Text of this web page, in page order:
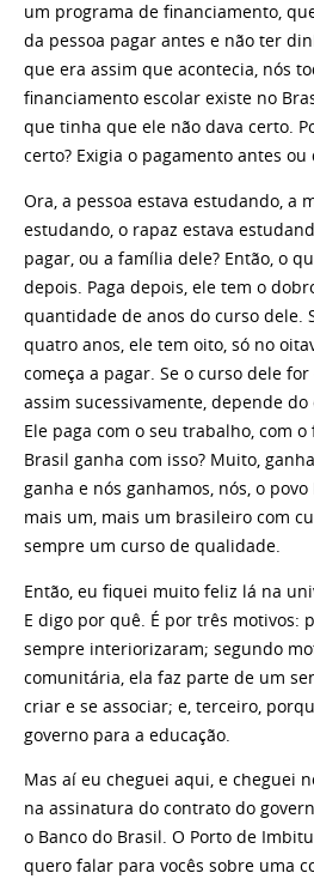
um programa de financiamento,
da pessoa pagar antes e não ter
que era assim que acontecia, nós
financiamento escolar existe no
que tinha que ele não dava certo.
certo? Exigia o pagamento antes
Ora, a pessoa estava estudando, a
estudando, o rapaz estava
pagar, ou a família dele? Então, o
depois. Paga depois, ele tem o
quantidade de anos do curso dele.
quatro anos, ele tem oito, só no
começa a pagar. Se o curso dele for
assim sucessivamente, depende
Ele paga com o seu trabalho, com
Brasil ganha com isso? Muito,
ganha e nós ganhamos, nós, o
mais um, mais um brasileiro com
sempre um curso de qualidade.
Então, eu fiquei muito feliz lá na
E digo por quê. É por três motivos:
sempre interiorizaram; segundo
comunitária, ela faz parte de um
criar e se associar; e, terceiro,
governo para a educação.
Mas aí eu cheguei aqui, e cheguei
na assinatura do contrato do
o Banco do Brasil. O Porto de
quero falar para vocês sobre uma